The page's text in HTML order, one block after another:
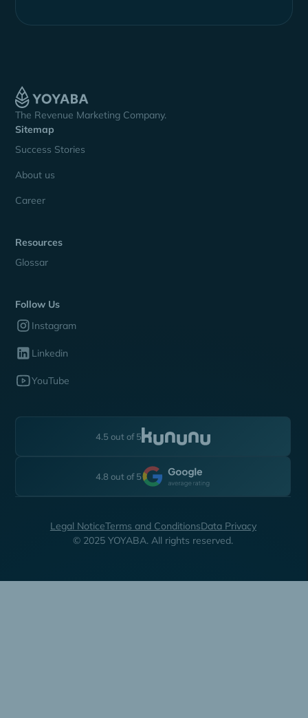
The Revenue Marketing Company.
Sitemap
Success Stories
About us
Career
Resources
Glossar
Follow Us
Instagram
Linkedin
YouTube
4.5 out of 5
4.8 out of 5
© 2025 YOYABA. All rights reserved.
Legal NoticeTerms and ConditionsData Privacy